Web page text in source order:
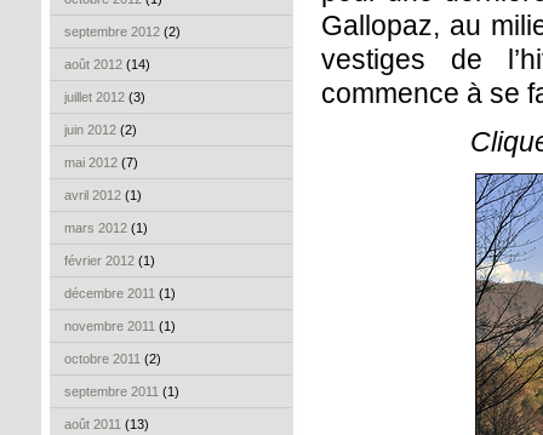
septembre 2012 (2)
août 2012 (14)
juillet 2012 (3)
juin 2012 (2)
mai 2012 (7)
avril 2012 (1)
mars 2012 (1)
février 2012 (1)
décembre 2011 (1)
novembre 2011 (1)
octobre 2011 (2)
septembre 2011 (1)
août 2011 (13)
Gallopaz, au
vestiges de
commence à se